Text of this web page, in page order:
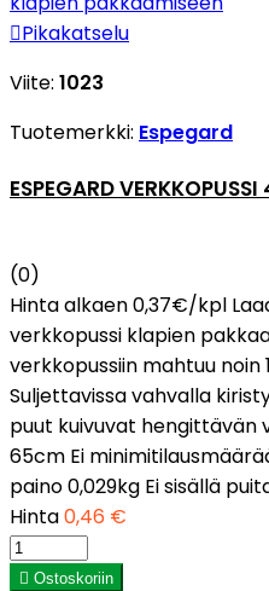
Pikakatselu
Viite: 1023
Tuotemerkki: Espegard
ESPEGARD VERKKOPUSSI
(0)
Hinta alkaen 0,37€/kpl
verkkopussi klapien
verkkopussiin mahtuu noin
Suljettavissa vahvalla
puut kuivuvat hengittävän
65cm Ei
paino 0,029kg Ei sisällä
Hinta0,46 €
 Ostoskoriin